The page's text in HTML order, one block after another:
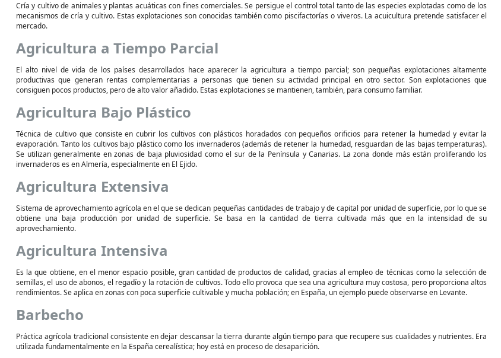
Cría y cultivo de animales y plantas acuáticas con fines comerciales. Se persigue el control total tanto de las especies explotadas como de los
mecanismos de cría y cultivo. Estas explotaciones son conocidas también como piscifactorías o viveros. La acuicultura pretende satisfacer el
mercado.
Agricultura a Tiempo Parcial
El alto nivel de vida de los países desarrollados hace aparecer la agricultura a tiempo parcial; son pequeñas explotaciones altamente
productivas que generan rentas complementarias a personas que tienen su actividad principal en otro sector. Son explotaciones que
consiguen pocos productos, pero de alto valor añadido. Estas explotaciones se mantienen, también, para consumo familiar.
Agricultura Bajo Plástico
Técnica de cultivo que consiste en cubrir los cultivos con plásticos horadados con pequeños orificios para retener la humedad y evitar la
evaporación. Tanto los cultivos bajo plástico como los invernaderos (además de retener la humedad, resguardan de las bajas temperaturas).
Se utilizan generalmente en zonas de baja pluviosidad como el sur de la Península y Canarias. La zona donde más están proliferando los
invernaderos es en Almería, especialmente en El Ejido.
Agricultura Extensiva
Sistema de aprovechamiento agrícola en el que se dedican pequeñas cantidades de trabajo y de capital por unidad de superficie, por lo que se
obtiene una baja producción por unidad de superficie. Se basa en la cantidad de tierra cultivada más que en la intensidad de su
aprovechamiento.
Agricultura Intensiva
Es la que obtiene, en el menor espacio posible, gran cantidad de productos de calidad, gracias al empleo de técnicas como la selección de
semillas, el uso de abonos, el regadío y la rotación de cultivos. Todo ello provoca que sea una agricultura muy costosa, pero proporciona altos
rendimientos. Se aplica en zonas con poca superficie cultivable y mucha población; en España, un ejemplo puede observarse en Levante.
Barbecho
Práctica agrícola tradicional consistente en dejar descansar la tierra durante algún tiempo para que recupere sus cualidades y nutrientes. Era
utilizada fundamentalmente en la España cerealística; hoy está en proceso de desaparición.